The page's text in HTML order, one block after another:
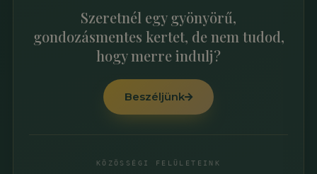
Szeretnél egy gyönyörű,
gondozásmentes kertet, de nem tudod,
hogy merre indulj?
Beszéljünk
KÖZÖSSÉGI FELÜLETEINK